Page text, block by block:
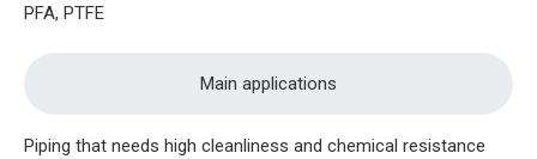
PFA, PTFE
Main applications
Piping that needs high cleanliness and chemical resistance